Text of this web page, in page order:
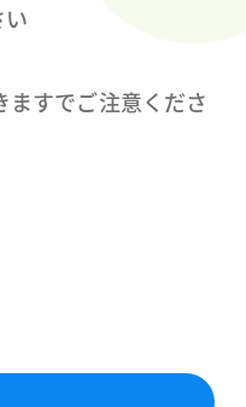
すでご注意くださ